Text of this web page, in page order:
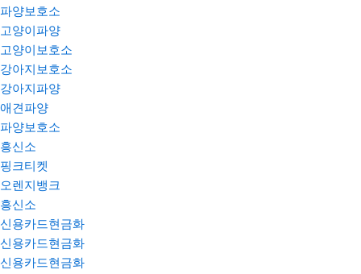
파양보호소
고양이파양
고양이보호소
강아지보호소
강아지파양
애견파양
파양보호소
흥신소
핑크티켓
오렌지뱅크
흥신소
신용카드현금화
신용카드현금화
신용카드현금화